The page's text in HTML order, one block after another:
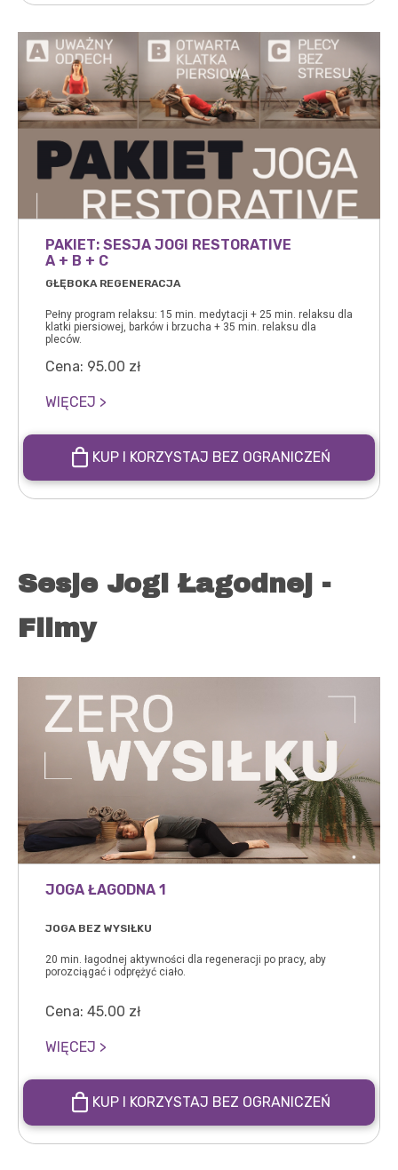
PAKIET: SESJA JOGI RESTORATIVE
A + B + C
GŁĘBOKA REGENERACJA
Pełny program relaksu: 15 min. medytacji + 25 min. relaksu dla
klatki piersiowej, barków i brzucha + 35 min. relaksu dla
pleców.
Cena: 95.00 zł
WIĘCEJ >
KUP I KORZYSTAJ BEZ OGRANICZEŃ
Sesje Jogi Łagodnej -
Filmy
JOGA ŁAGODNA 1
JOGA BEZ WYSIŁKU
20 min. łagodnej aktywności dla regeneracji po pracy, aby
porozciągać i odprężyć ciało.
Cena: 45.00 zł
WIĘCEJ >
KUP I KORZYSTAJ BEZ OGRANICZEŃ